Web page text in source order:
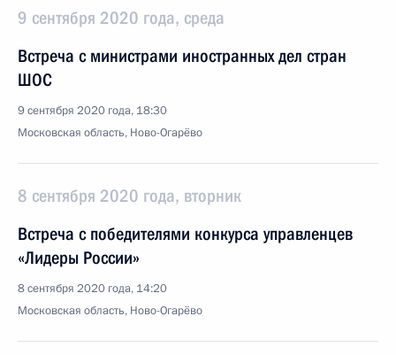
9 сентября 2020 года, среда
Встреча с министрами иностранных дел стран
ШОС
9 сентября 2020 года, 18:30
Московская область, Ново-Огарёво
8 сентября 2020 года, вторник
Встреча с победителями конкурса управленцев
«Лидеры России»
8 сентября 2020 года, 14:20
Московская область, Ново-Огарёво